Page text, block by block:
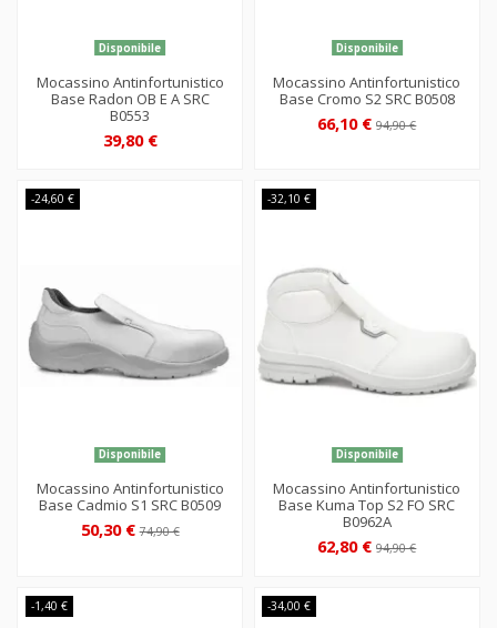
Disponibile
Mocassino Antinfortunistico
Base Radon OB E A SRC
B0553
39,80 €
Disponibile
Mocassino Antinfortunistico
Base Cromo S2 SRC B0508
66,10 €94,90 €
-24,60 €
Disponibile
Mocassino Antinfortunistico
Base Cadmio S1 SRC B0509
50,30 €74,90 €
-32,10 €
Disponibile
Mocassino Antinfortunistico
Base Kuma Top S2 FO SRC
B0962A
62,80 €94,90 €
-1,40 € -34,00 €